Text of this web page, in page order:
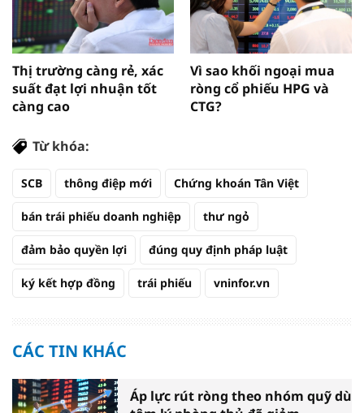
Thị trường càng rẻ, xác
suất đạt lợi nhuận tốt
càng cao
Vì sao khối ngoại mua
ròng cổ phiếu HPG và
CTG?
Từ khóa:
SCB thông điệp mới Chứng khoán Tân Việt
bán trái phiếu doanh nghiệp thư ngỏ
đảm bảo quyền lợi đúng quy định pháp luật
ký kết hợp đồng trái phiếu vninfor.vn
CÁC TIN KHÁC
Áp lực rút ròng theo nhóm quỹ dù